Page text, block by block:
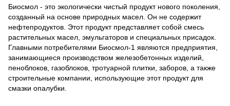
Биосмол - это экологически чистый продукт нового поколения,
созданный на основе природных масел. Он не содержит
нефтепродуктов. Этот продукт представляет собой смесь
растительных масел, эмульгаторов и специальных присадок.
Главными потребителями Биосмол-1 являются предприятия,
занимающиеся производством железобетонных изделий,
пеноблоков, газоблоков, тротуарной плитки, заборов, а также
строительные компании, использующие этот продукт для
смазки опалубки.